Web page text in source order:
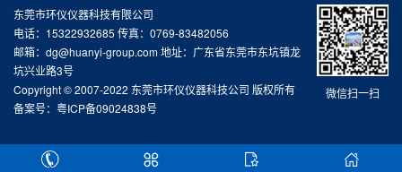
微信扫一扫
东莞市环仪仪器科技有限公司
电话：15322932685 传真：0769-83482056
邮箱：dg@huanyi-group.com 地址：广东省东莞市东坑镇龙
坑兴业路3号
Copyright © 2007-2022 东莞市环仪仪器科技公司 版权所有
备案号： 粤ICP备09024838号